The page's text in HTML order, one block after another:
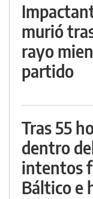
murió
rayo
partido
Tras 55
dentro
intentos
Báltico e